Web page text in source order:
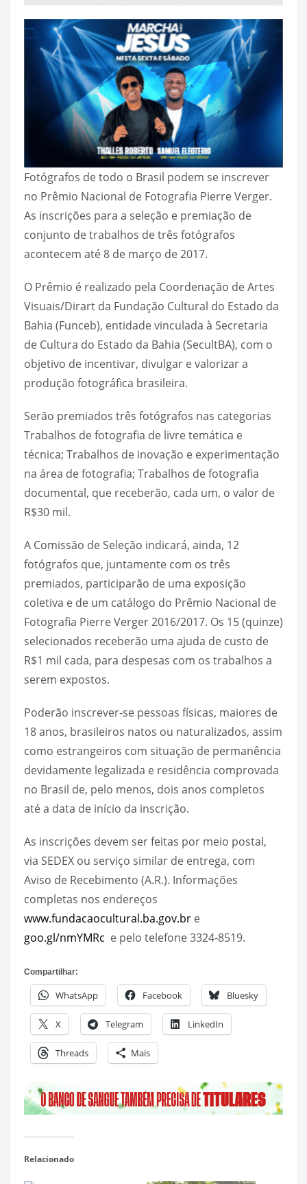
Fotógrafos de todo o Brasil podem se inscrever
no Prêmio Nacional de Fotografia Pierre Verger.
As inscrições para a seleção e premiação de
conjunto de trabalhos de três fotógrafos
acontecem até 8 de março de 2017.
O Prêmio é realizado pela Coordenação de Artes
Visuais/Dirart da Fundação Cultural do Estado da
Bahia (Funceb), entidade vinculada à Secretaria
de Cultura do Estado da Bahia (SecultBA), com o
objetivo de incentivar, divulgar e valorizar a
produção fotográfica brasileira.
Serão premiados três fotógrafos nas categorias
Trabalhos de fotografia de livre temática e
técnica; Trabalhos de inovação e experimentação
na área de fotografia; Trabalhos de fotografia
documental, que receberão, cada um, o valor de
R$30 mil.
A Comissão de Seleção indicará, ainda, 12
fotógrafos que, juntamente com os três
premiados, participarão de uma exposição
coletiva e de um catálogo do Prêmio Nacional de
Fotografia Pierre Verger 2016/2017. Os 15 (quinze)
selecionados receberão uma ajuda de custo de
R$1 mil cada, para despesas com os trabalhos a
serem expostos.
Poderão inscrever-se pessoas físicas, maiores de
18 anos, brasileiros natos ou naturalizados, assim
como estrangeiros com situação de permanência
devidamente legalizada e residência comprovada
no Brasil de, pelo menos, dois anos completos
até a data de início da inscrição.
As inscrições devem ser feitas por meio postal,
via SEDEX ou serviço similar de entrega, com
Aviso de Recebimento (A.R.). Informações
completas nos endereços
www.fundacaocultural.ba.gov.br e
goo.gl/nmYMRc e pelo telefone 3324-8519.
Compartilhar:
WhatsApp Facebook Bluesky
X Telegram LinkedIn
Threads Mais
Relacionado